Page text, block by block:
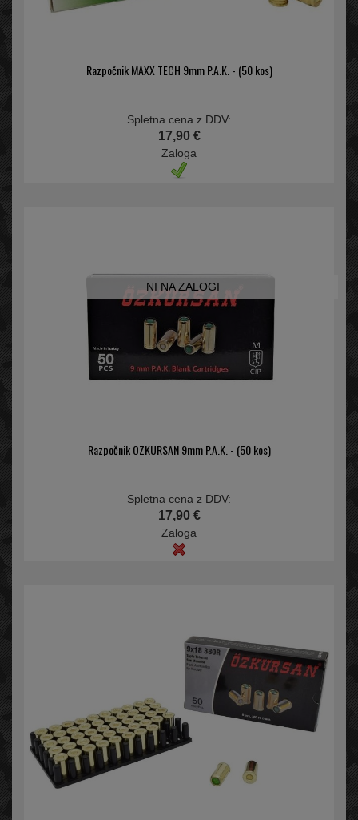
Razpočnik MAXX TECH 9mm P.A.K. - (50 kos)
Spletna cena z DDV:
17,90 €
Zaloga
NI NA ZALOGI
Razpočnik OZKURSAN 9mm P.A.K. - (50 kos)
Spletna cena z DDV:
17,90 €
Zaloga